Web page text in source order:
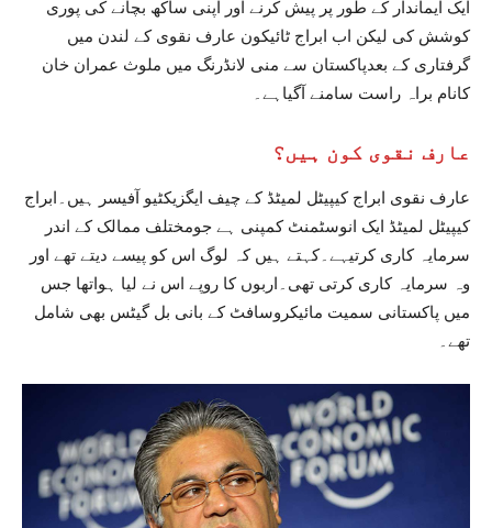
ایک ایماندار کے طور پر پیش کرنے اور اپنی ساکھ بچانے کی پوری
کوشش کی لیکن اب ابراج ٹائیکون عارف نقوی کے لندن میں
گرفتاری کے بعدپاکستان سے منی لانڈرنگ میں ملوث عمران خان
کانام براہ راست سامنے آگیاہے۔
عارف نقوی کون ہیں؟
عارف نقوی ابراج کیپیٹل لمیٹڈ کے چیف ایگزیکٹیو آفیسر ہیں۔ابراج
کیپیٹل لمیٹڈ ایک انوسٹمنٹ کمپنی ہے جومختلف ممالک کے اندر
سرمایہ کاری کرتیہے۔کہتے ہیں کہ لوگ اس کو پیسے دیتے تھے اور
وہ سرمایہ کاری کرتی تھی۔اربوں کا روپے اس نے لیا ہواتھا جس
میں پاکستانی سمیت مائیکروسافٹ کے بانی بل گیٹس بھی شامل
تھے۔